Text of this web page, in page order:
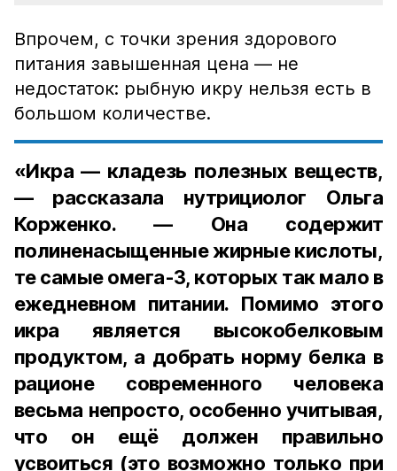
Впрочем, с точки зрения здорового
питания завышенная цена — не
недостаток: рыбную икру нельзя есть в
большом количестве.
«Икра — кладезь полезных веществ,
— рассказала нутрициолог Ольга
Корженко. — Она содержит
полиненасыщенные жирные кислоты,
те самые омега-3, которых так мало в
ежедневном питании. Помимо этого
икра является высокобелковым
продуктом, а добрать норму белка в
рационе современного человека
весьма непросто, особенно учитывая,
что он ещё должен правильно
усвоиться (это возможно только при